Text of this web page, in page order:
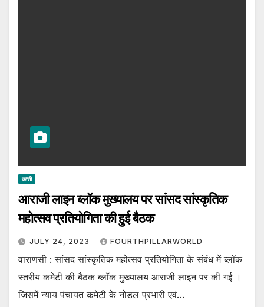
काशी
आराजी लाइन ब्लॉक मुख्यालय पर सांसद सांस्कृतिक
महोत्सव प्रतियोगिता की हुई बैठक
JULY 24, 2023 FOURTHPILLARWORLD
वाराणसी : सांसद सांस्कृतिक महोत्सव प्रतियोगिता के संबंध में ब्लॉक
स्तरीय कमेटी की बैठक ब्लॉक मुख्यालय आराजी लाइन पर की गई ।
जिसमें न्याय पंचायत कमेटी के नोडल प्रभारी एवं…